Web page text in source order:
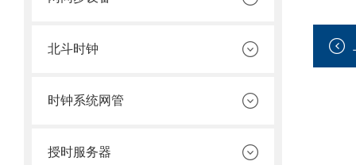
北斗时钟
时钟系统网管
授时服务器